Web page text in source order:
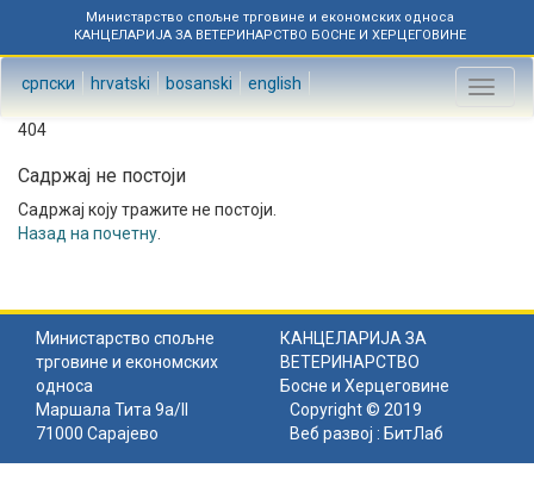
Министарство спољне трговине и економских односа
КАНЦЕЛАРИЈА ЗА ВЕТЕРИНАРСТВО БОСНЕ И ХЕРЦЕГОВИНЕ
српски hrvatski bosanski english
Toggle
404
Садржај не постоји
Садржај коју тражите не постоји.
Назад на почетну
Министарство спољне
трговине и економских
односа
КАНЦЕЛАРИЈА ЗА
ВЕТЕРИНАРСТВО
Босне и Херцеговине
Маршала Тита 9а/II
71000 Сарајево
Copyright © 2019
Веб развој : БитЛаб